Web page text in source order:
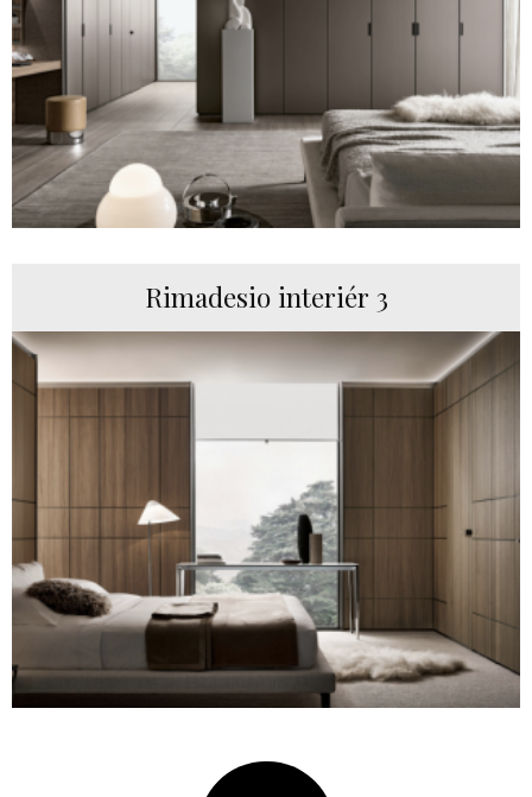
Rimadesio interiér 3